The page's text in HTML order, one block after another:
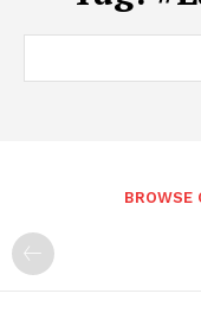
BROWSE